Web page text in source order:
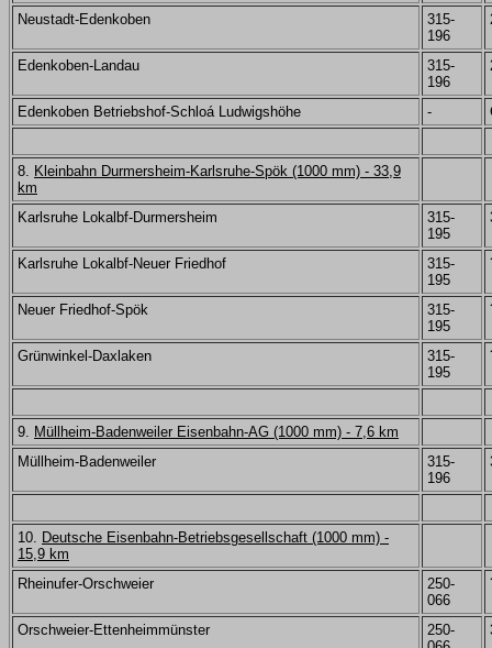
Neustadt-Edenkoben
315-
196
Edenkoben-Landau
315-
196
Edenkoben Betriebshof-Schloá Ludwigshöhe -
8. Kleinbahn Durmersheim-Karlsruhe-Spök (1000 mm) - 33,9
km
Karlsruhe Lokalbf-Durmersheim
315-
195
Karlsruhe Lokalbf-Neuer Friedhof
315-
195
Neuer Friedhof-Spök
315-
195
Grünwinkel-Daxlaken
315-
195
9. Müllheim-Badenweiler Eisenbahn-AG (1000 mm) - 7,6 km
Müllheim-Badenweiler
315-
196
10. Deutsche Eisenbahn-Betriebsgesellschaft (1000 mm) -
15,9 km
Rheinufer-Orschweier
250-
066
Orschweier-Ettenheimmünster
250-